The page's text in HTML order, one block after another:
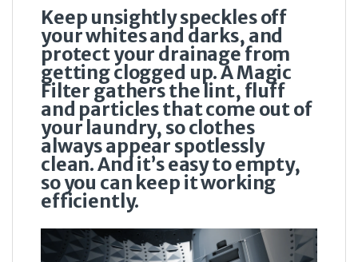
Keep unsightly speckles off
your whites and darks, and
protect your drainage from
getting clogged up. A Magic
Filter gathers the lint, fluff
and particles that come out of
your laundry, so clothes
always appear spotlessly
clean. And it’s easy to empty,
so you can keep it working
efficiently.